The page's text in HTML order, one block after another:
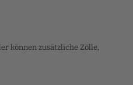
können zusätzliche Zölle,